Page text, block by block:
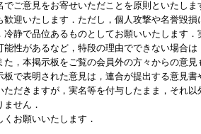
でご意見をお寄せいただことを原則といたしま
歓迎いたします．ただし，個人攻撃や名誉毀損
冷静で品位あるものとしてお願いいたします．
能性があるなど，特段の理由でできない場合は
た，本掲示板をご覧の会員外の方々からの意見
板で表明された意見は，連合が提出する意見書
ただきますが，実名等を付与したまま，それ以
せん．
くお願いいたします．